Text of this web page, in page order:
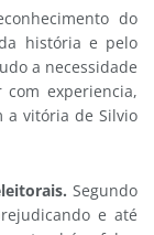
do
história e pelo
a necessidade
experiencia,
a vitória de Silvio
Segundo
e até